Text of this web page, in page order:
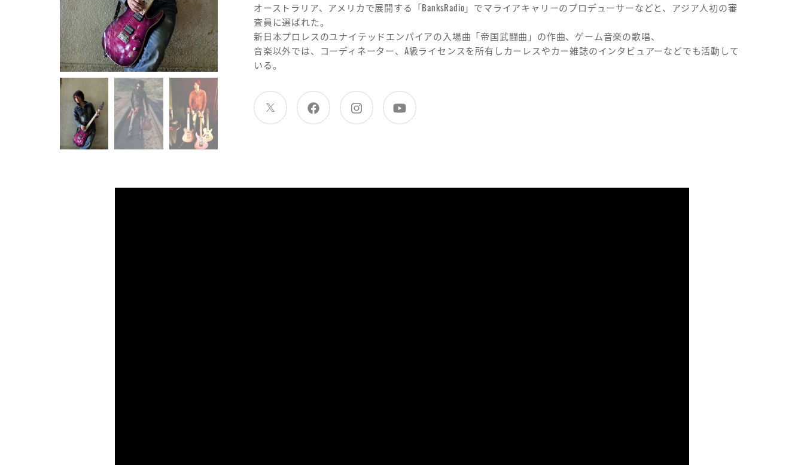
オーストラリア、アメリカで展開する「BanksRadio」でマライアキャリーのプロデューサーなどと、アジア人初の審
査員に選ばれた。
新日本プロレスのユナイテッドエンパイアの入場曲「帝国武闘曲」の作曲、ゲーム音楽の歌唱、
音楽以外では、コーディネーター、A級ライセンスを所有しカーレスやカー雑誌のインタビュアーなどでも活動して
いる。